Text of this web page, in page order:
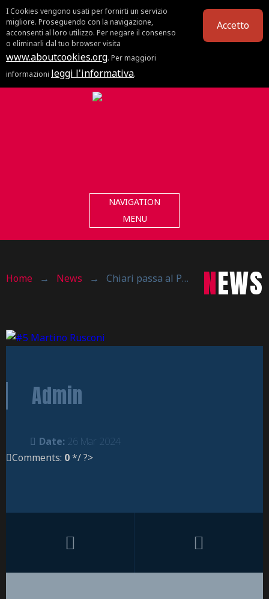
I Cookies vengono usati per fornirti un servizio
migliore. Proseguendo con la navigazione,
acconsenti al loro utilizzo. Per negare il consenso
o eliminarli dal tuo browser visita
www.aboutcookies.org. Per maggiori
informazioni leggi l'informativa.
Accetto
NAVIGATION
MENU
Home → News → Chiari passa al PalaRavasio NEWS
Admin
Date: 26 Mar 2024
Comments: 0*/ ?>